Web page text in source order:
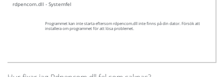
rdpencom.dll - Systemfel
Programmet kan inte starta eftersom rdpencom.dll inte finns på din dator. Försök att
installera om programmet för att lösa problemet.